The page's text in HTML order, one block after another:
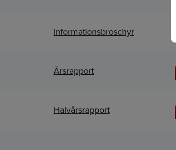
Informationsbroschyr
Årsrapport
Halvårsrapport